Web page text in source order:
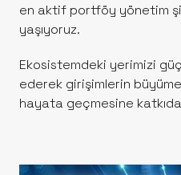
en aktif portföy yönetim
yaşıyoruz.
Ekosistemdeki yerimizi
ederek girişimlerin
hayata geçmesine